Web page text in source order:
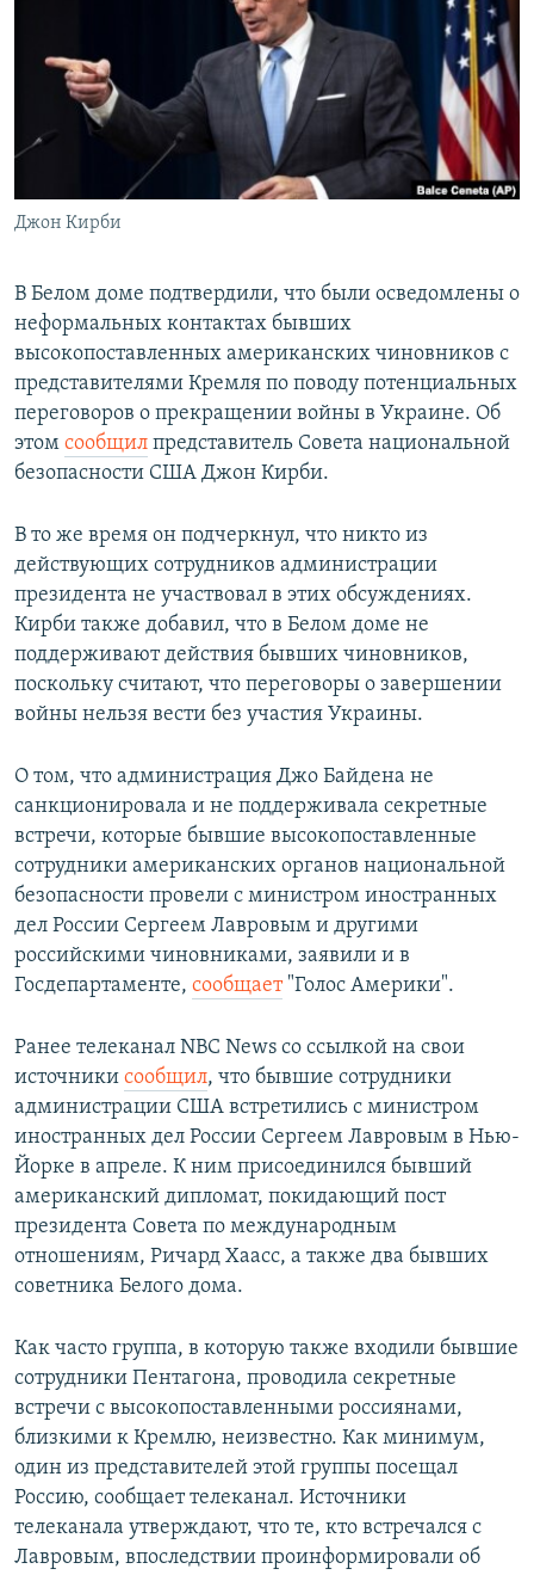
РАСПИСАНИЕ ВЕЩАНИЯ
ПОДПИШИТЕСЬ НА РАССЫЛКУ
СОЦИАЛЬНЫЕ СЕТИ
Все сайты РСЕ/РС
Джон Кирби
В Белом доме подтвердили, что были осведомлены о
неформальных контактах бывших
высокопоставленных американских чиновников с
представителями Кремля по поводу потенциальных
переговоров о прекращении войны в Украине. Об
этом сообщил представитель Совета национальной
безопасности США Джон Кирби.
В то же время он подчеркнул, что никто из
действующих сотрудников администрации
президента не участвовал в этих обсуждениях.
Кирби также добавил, что в Белом доме не
поддерживают действия бывших чиновников,
поскольку считают, что переговоры о завершении
войны нельзя вести без участия Украины.
О том, что администрация Джо Байдена не
санкционировала и не поддерживала секретные
встречи, которые бывшие высокопоставленные
сотрудники американских органов национальной
безопасности провели с министром иностранных
дел России Сергеем Лавровым и другими
российскими чиновниками, заявили и в
Госдепартаменте, сообщает"Голос Америки".
Ранее телеканал NBC News со ссылкой на свои
источники сообщил, что бывшие сотрудники
администрации США встретились с министром
иностранных дел России Сергеем Лавровым в Нью-
Йорке в апреле. К ним присоединился бывший
американский дипломат, покидающий пост
президента Совета по международным
отношениям, Ричард Хаасс, а также два бывших
советника Белого дома.
Как часто группа, в которую также входили бывшие
сотрудники Пентагона, проводила секретные
встречи с высокопоставленными россиянами,
близкими к Кремлю, неизвестно. Как минимум,
один из представителей этой группы посещал
Россию, сообщает телеканал. Источники
телеканала утверждают, что те, кто встречался с
Лавровым, впоследствии проинформировали об